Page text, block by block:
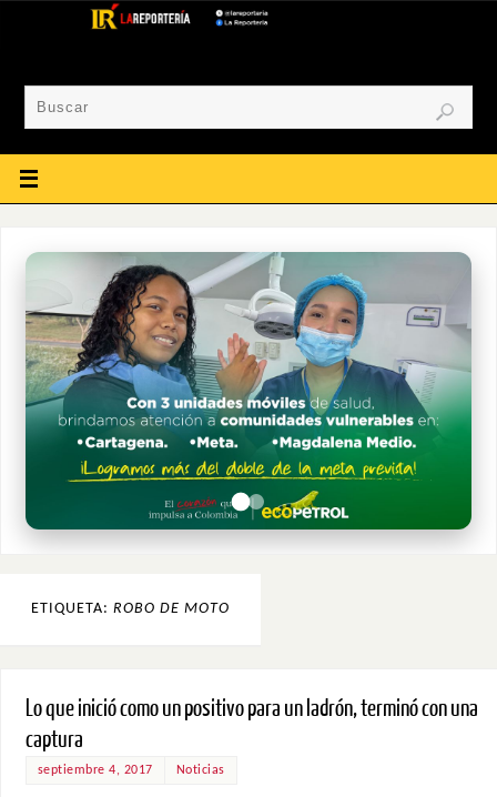
ETIQUETA: ROBO DE MOTO
Lo que inició como un positivo para un ladrón, terminó con una
captura
septiembre 4, 2017 Noticias